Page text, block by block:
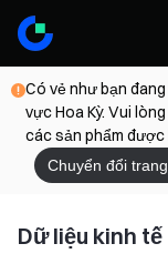
Có vẻ như bạn
vực Hoa Kỳ. Vui
các sản phẩm
Chuyển đổi
Dữ liệu kinh tế